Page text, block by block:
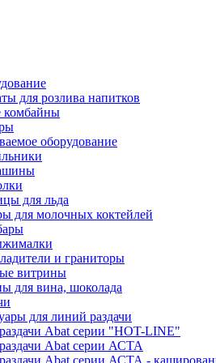
для розлива напитков
комбайны
оборудование
для льда
для молочных коктейлей
и граниторы
витрины
для вина, шоколада
для линий раздачи
Abat серии "HOT-LINE"
Abat серии АСТА
Abat серии АСТА -